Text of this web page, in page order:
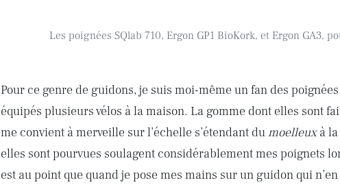
Les poignées SQlab 710, Ergon GP1 BioKork, et Ergon GA3,
Pour ce genre de guidons, je suis moi-même un fan des
équipés plusieurs vélos à la maison. La gomme dont elles sont
me convient à merveille sur l’échelle s’étendant dumoelleuxà la
elles sont pourvues soulagent considérablement mes poignets
est au point que quand je pose mes mains sur un guidon qui